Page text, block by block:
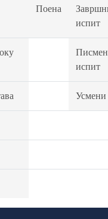
Поена
испит
испит
Усмени